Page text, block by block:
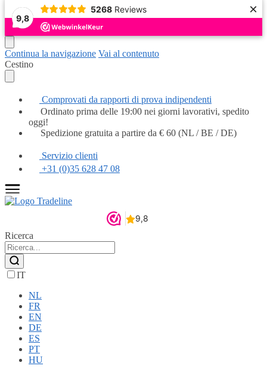
9,8
5268 Reviews ×
Continua la navigazione Vai al contenuto
Cestino
Comprovati da rapporti di prova indipendenti
Ordinato prima delle 19:00 nei giorni lavorativi, spedito
oggi!
Spedizione gratuita a partire da € 60 (NL / BE / DE)
Servizio clienti
+31 (0)35 628 47 08
Ricerca
IT
NL
FR
EN
DE
ES
PT
HU
Popolare
Popolare
Popolare
Popolare
Popolare
Popolare
Da non perdere
Da non perdere
Popolare